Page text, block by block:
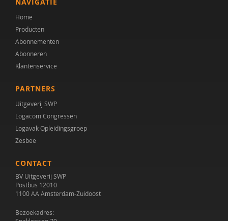
Home
Producten
Abonnementen
Abonneren
Klantenservice
PARTNERS
Uitgeverij SWP
Logacom Congressen
Logavak Opleidingsgroep
Zesbee
CONTACT
BV Uitgeverij SWP
Postbus 12010
1100 AA Amsterdam-Zuidoost
Bezoekadres: